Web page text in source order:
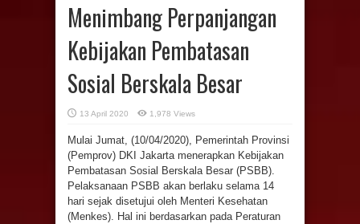
Menimbang Perpanjangan
Kebijakan Pembatasan
Sosial Berskala Besar
13 April 2020 1,978 Views
Mulai Jumat, (10/04/2020), Pemerintah Provinsi
(Pemprov) DKI Jakarta menerapkan Kebijakan
Pembatasan Sosial Berskala Besar (PSBB).
Pelaksanaan PSBB akan berlaku selama 14
hari sejak disetujui oleh Menteri Kesehatan
(Menkes). Hal ini berdasarkan pada Peraturan